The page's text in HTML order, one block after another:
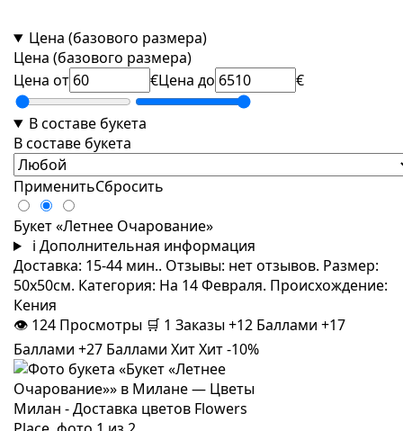
Цена (базового размера)
Цена (базового размера)
Цена от
€Цена до €
В составе букета
В составе букета
ПрименитьСбросить
Букет «Летнее Очарование»
i Дополнительная информация
Доставка: 15-44 мин.. Отзывы: нет отзывов. Размер:
50x50см. Категория: На 14 Февраля. Происхождение:
Кения
👁 124 Просмотры 🛒 1 Заказы+12 Баллами +17
Баллами +27 Баллами ХитХит-10%